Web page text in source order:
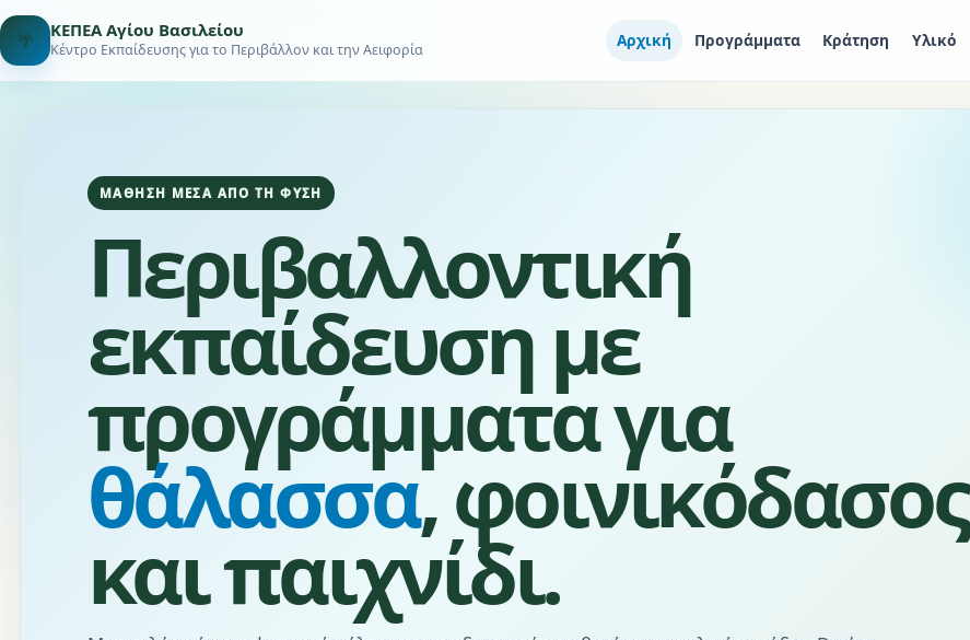
🌴
ΚΕΠΕΑ Αγίου Βασιλείου
Κέντρο Εκπαίδευσης για το Περιβάλλον και την Αειφορία Αρχική Προγράμματα Κράτηση Υλικό
ΜΆΘΗΣΗ ΜΈΣΑ ΑΠΌ ΤΗ ΦΎΣΗ
Περιβαλλοντική
εκπαίδευση με
προγράμματα για
θάλασσα, φοινικόδασος
και παιχνίδι.